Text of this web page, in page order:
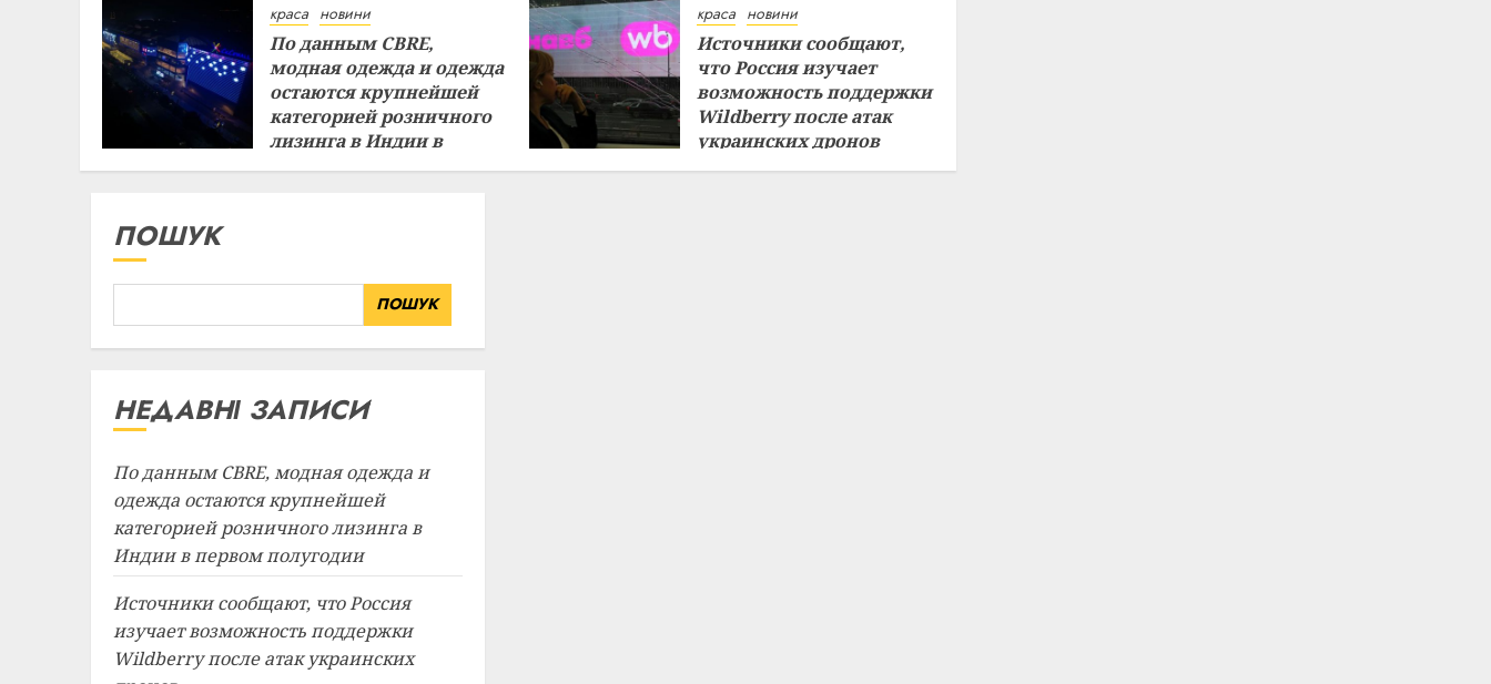
краса новини
По данным CBRE,
модная одежда и одежда
остаются крупнейшей
категорией розничного
лизинга в Индии в
первом полугодии
краса новини
Источники сообщают,
что Россия изучает
возможность поддержки
Wildberry после атак
украинских дронов
29.07.2026
ПОШУК
ПОШУК
НЕДАВНІ ЗАПИСИ
По данным CBRE, модная одежда и
одежда остаются крупнейшей
категорией розничного лизинга в
Индии в первом полугодии
Источники сообщают, что Россия
изучает возможность поддержки
Wildberry после атак украинских